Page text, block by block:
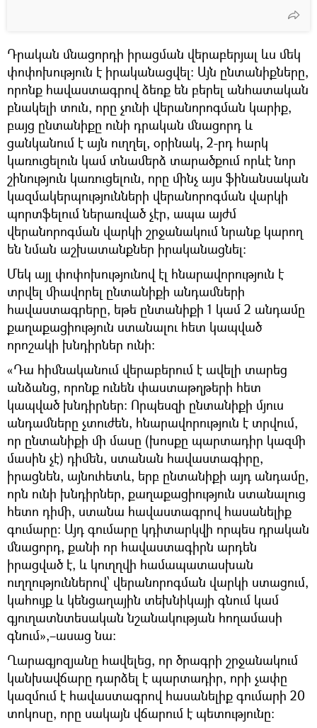
Դրական մնացորդի իրացման վերաբերյալ ևս մեկ
փոփոխություն է իրականացվել։ Այն ընտանիքները,
որոնք հավաստագրով ձեռք են բերել անհատական
բնակելի տուն, որը չունի վերանորոգման կարիք,
բայց ընտանիքը ունի դրական մնացորդ և
ցանկանում է այն ուղղել, օրինակ, 2-րդ հարկ
կառուցելուն կամ տնամերձ տարածքում որևէ նոր
շինություն կառուցելուն, որը մինչ այս ֆինանսական
կազմակերպությունների վերանորոգման վարկի
պորտֆելում ներառված չէր, ապա այժմ
վերանորոգման վարկի շրջանակում նրանք կարող
են նման աշխատանքներ իրականացնել։
Մեկ այլ փոփոխությունով էլ հնարավորություն է
տրվել միավորել ընտանիքի անդամների
հավաստագրերը, եթե ընտանիքի 1 կամ 2 անդամը
քաղաքացիություն ստանալու հետ կապված
որոշակի խնդիրներ ունի։
«Դա հիմնականում վերաբերում է ավելի տարեց
անձանց, որոնք ունեն փաստաթղթերի հետ
կապված խնդիրներ։ Որպեսզի ընտանիքի մյուս
անդամները չտուժեն, հնարավորություն է տրվում,
որ ընտանիքի մի մասը (խոսքը պարտադիր կազմի
մասին չէ) դիմեն, ստանան հավաստագիրը,
իրացնեն, այնուհետև, երբ ընտանիքի այդ անդամը,
որն ունի խնդիրներ, քաղաքացիություն ստանալուց
հետո դիմի, ստանա հավաստագրով հասանելիք
գումարը։ Այդ գումարը կդիտարկվի որպես դրական
մնացորդ, քանի որ հավաստագիրն արդեն
իրացված է, և կուղղվի համապատասխան
ուղղություններով՝ վերանորոգման վարկի ստացում,
կահույք և կենցաղային տեխնիկայի գնում կամ
գյուղատնտեսական նշանակության հողամասի
գնում»,–ասաց նա։
Ղարագյոզյանը հավելեց, որ ծրագրի շրջանակում
կանխավճարը դարձել է պարտադիր, որի չափը
կազմում է հավաստագրով հասանելիք գումարի 20
տոկոսը, որը սակայն վճարում է պետությունը։